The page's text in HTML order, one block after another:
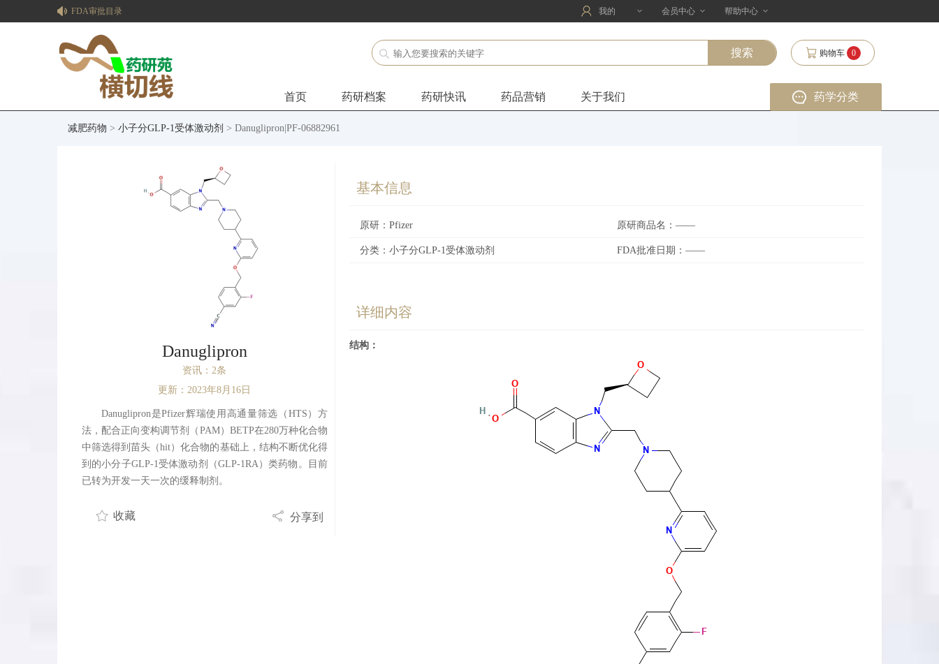
FDA审批目录 我的 会员中心 帮助中心
购物车 0
首页 药研档案 药研快讯 药品营销 关于我们 药学分类
减肥药物 > 小子分GLP-1受体激动剂 > Danuglipron|PF-06882961
Danuglipron
资讯：2条
更新：2023年8月16日
Danuglipron是Pfizer辉瑞使用高通量筛选（HTS）方
法，配合正向变构调节剂（PAM）BETP在280万种化合物
中筛选得到苗头（hit）化合物的基础上，结构不断优化得
到的小分子GLP-1受体激动剂（GLP-1RA）类药物。目前
已转为开发一天一次的缓释制剂。
收藏 分享到
基本信息
原研：Pfizer 原研商品名：——
分类：小子分GLP-1受体激动剂 FDA批准日期：——
详细内容
结构：